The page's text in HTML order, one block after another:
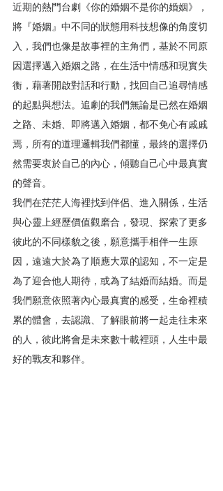
近期的熱門台劇《你的婚姻不是你的婚姻》，
將『婚姻』中不同的狀態用科技想像的角度切
入，我們也像是故事裡的主角們，基於不同原
因選擇邁入婚姻之路，在生活中情感和現實失
衡，藉著開啟對話和行動，找回自己追尋情感
的起點與想法。追劇的我們無論是已然在婚姻
之路、未婚、即將邁入婚姻，都不免心有戚戚
焉，所有的道理邏輯我們都懂，最終的選擇仍
然需要衷於自己的內心，傾聽自己心中最真實
的聲音。
我們在茫茫人海裡找到伴侶、進入關係，生活
與心靈上經歷價值觀磨合，發現、探索了更多
彼此的不同樣貌之後，願意攜手相伴一生原
因，遠遠大於為了順應大眾的認知，不一定是
為了迎合他人期待，或為了結婚而結婚。而是
我們願意依照著內心最真實的感受，生命裡積
累的體會，去認識、了解眼前將一起走往未來
的人，彼此將會是未來數十載裡頭，人生中最
好的戰友和夥伴。